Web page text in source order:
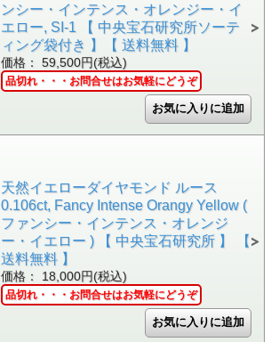
ンシー・インテンス・オレンジー・イ
エロー, SI-1 【 中央宝石研究所ソーテ
ィング袋付き 】【 送料無料 】
価格： 59,500円(税込)
品切れ・・・お問合せはお気軽にどうぞ
天然イエローダイヤモンド ルース
0.106ct, Fancy Intense Orangy Yellow (
ファンシー・インテンス・オレンジ
ー・イエロー ) 【 中央宝石研究所 】 【
送料無料 】
価格： 18,000円(税込)
品切れ・・・お問合せはお気軽にどうぞ